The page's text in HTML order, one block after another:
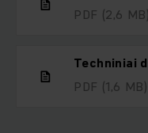
PDF (2,6 MB)
Techniniai
PDF (1,6 MB)